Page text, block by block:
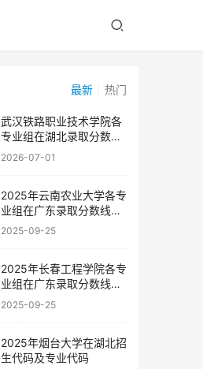
最新 热门
武汉铁路职业技术学院各
专业组在湖北录取分数线
及选科要求
2026-07-01
2025年云南农业大学各专
业组在广东录取分数线及
位次
2025-09-25
2025年长春工程学院各专
业组在广东录取分数线及
位次
2025-09-25
2025年烟台大学在湖北招
生代码及专业代码